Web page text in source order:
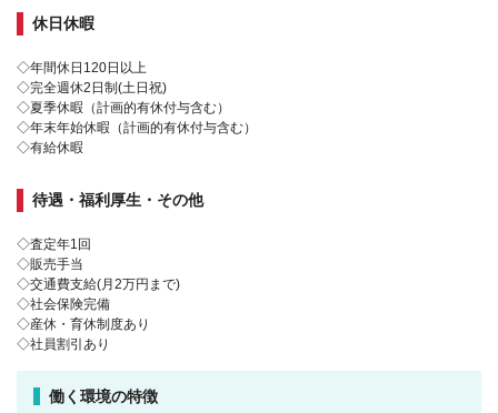
休日休暇
◇年間休日120日以上
◇完全週休2日制(土日祝)
◇夏季休暇（計画的有休付与含む）
◇年末年始休暇（計画的有休付与含む）
◇有給休暇
待遇・福利厚生・その他
◇査定年1回
◇販売手当
◇交通費支給(月2万円まで)
◇社会保険完備
◇産休・育休制度あり
◇社員割引あり
働く環境の特徴